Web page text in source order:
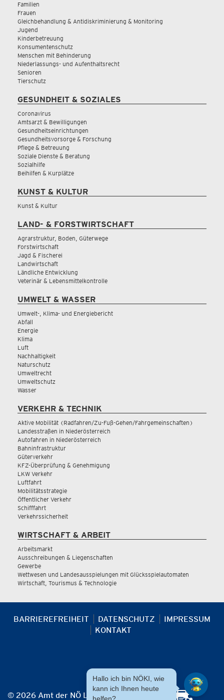
Familien
Frauen
Gleichbehandlung & Antidiskriminierung & Monitoring
Jugend
Kinderbetreuung
Konsumentenschutz
Menschen mit Behinderung
Niederlassungs- und Aufenthaltsrecht
Senioren
Tierschutz
GESUNDHEIT & SOZIALES
Coronavirus
Amtsarzt & Bewilligungen
Gesundheitseinrichtungen
Gesundheitsvorsorge & Forschung
Pflege & Betreuung
Soziale Dienste & Beratung
Sozialhilfe
Beihilfen & Kurplätze
KUNST & KULTUR
Kunst & Kultur
LAND- & FORSTWIRTSCHAFT
Agrarstruktur, Boden, Güterwege
Forstwirtschaft
Jagd & Fischerei
Landwirtschaft
Ländliche Entwicklung
Veterinär & Lebensmittelkontrolle
UMWELT & WASSER
Umwelt-, Klima- und Energiebericht
Abfall
Energie
Klima
Luft
Nachhaltigkeit
Naturschutz
Umweltrecht
Umweltschutz
Wasser
VERKEHR & TECHNIK
Aktive Mobilität (Radfahren/Zu-Fuß-Gehen/Fahrgemeinschaften)
Landesstraßen in Niederösterreich
Autofahren in Niederösterreich
Bahninfrastruktur
Güterverkehr
KFZ-Überprüfung & Genehmigung
LKW Verkehr
Luftfahrt
Mobilitätsstrategie
Öffentlicher Verkehr
Schifffahrt
Verkehrssicherheit
WIRTSCHAFT & ARBEIT
Arbeitsmarkt
Ausschreibungen & Liegenschaften
Gewerbe
Wettwesen und Landesausspielungen mit Glücksspielautomaten
Wirtschaft, Tourismus & Technologie
BARRIEREFREIHEIT DATENSCHUTZ
IMPRESSUM
KONTAKT
© 2026 Amt der NÖ Landesregierung
Hallo ich bin NÖKI, wie
kann ich Ihnen heute